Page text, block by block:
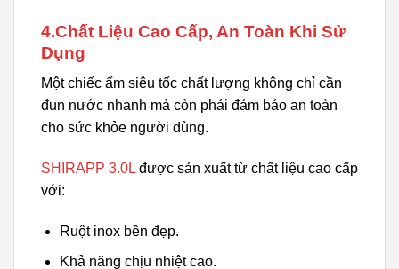
4.Chất Liệu Cao Cấp, An Toàn Khi Sử
Dụng
Một chiếc ấm siêu tốc chất lượng không chỉ cần
đun nước nhanh mà còn phải đảm bảo an toàn
cho sức khỏe người dùng.
SHIRAPP 3.0L được sản xuất từ chất liệu cao cấp
với:
Ruột inox bền đẹp.
Khả năng chịu nhiệt cao.